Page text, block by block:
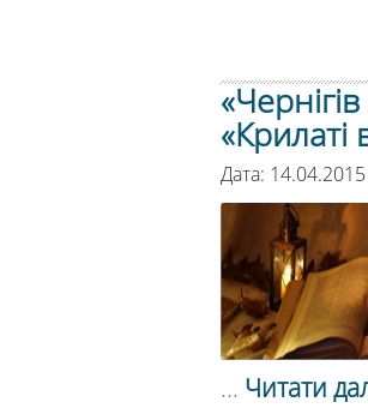
«Крилаті
Дата:
... Читати